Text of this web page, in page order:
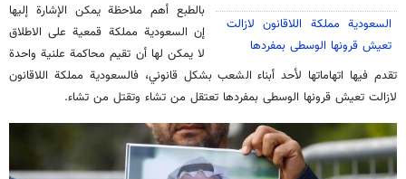
السعودية مملكة اللاقانون لازالت
تعيش قرونها الوسطى بمفردها
بالطبع أهم ملاحظة يمكن الإشارة إليها
إن السعودية مملكة قمعية على الاطلاق
لا يمكن لها أن تقيم محاكمة علنية واحدة
تقدم فيها اتهاماتها لأحد أبناء الشعب بشكل قانوني، فالسعودية مملكة اللاقانون
لازالت تعيش قرونها الوسطى بمفردها تعتقل من تشاء وتقتل من تشاء.